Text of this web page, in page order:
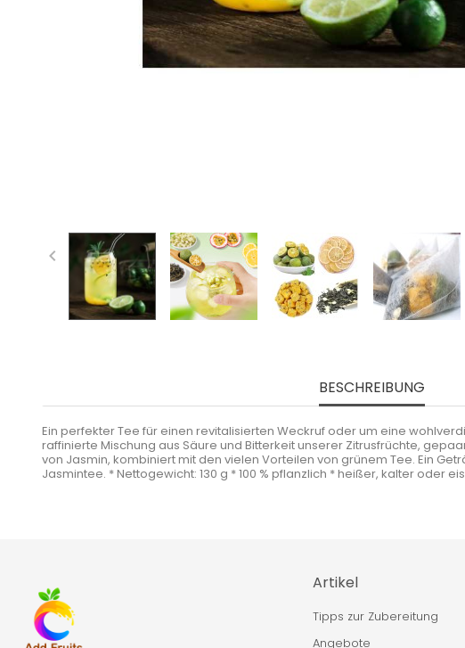

BESCHREIBUNG
Ein perfekter Tee für einen revitalisierten Weckruf oder um eine
raffinierte Mischung aus Säure und Bitterkeit unserer Zitrusfrüchte,
von Jasmin, kombiniert mit den vielen Vorteilen von grünem Tee. Ein
Jasmintee. * Nettogewicht: 130 g * 100 % pflanzlich * heißer, kalter oder
Artikel
Tipps zur Zubereitung
Angebote